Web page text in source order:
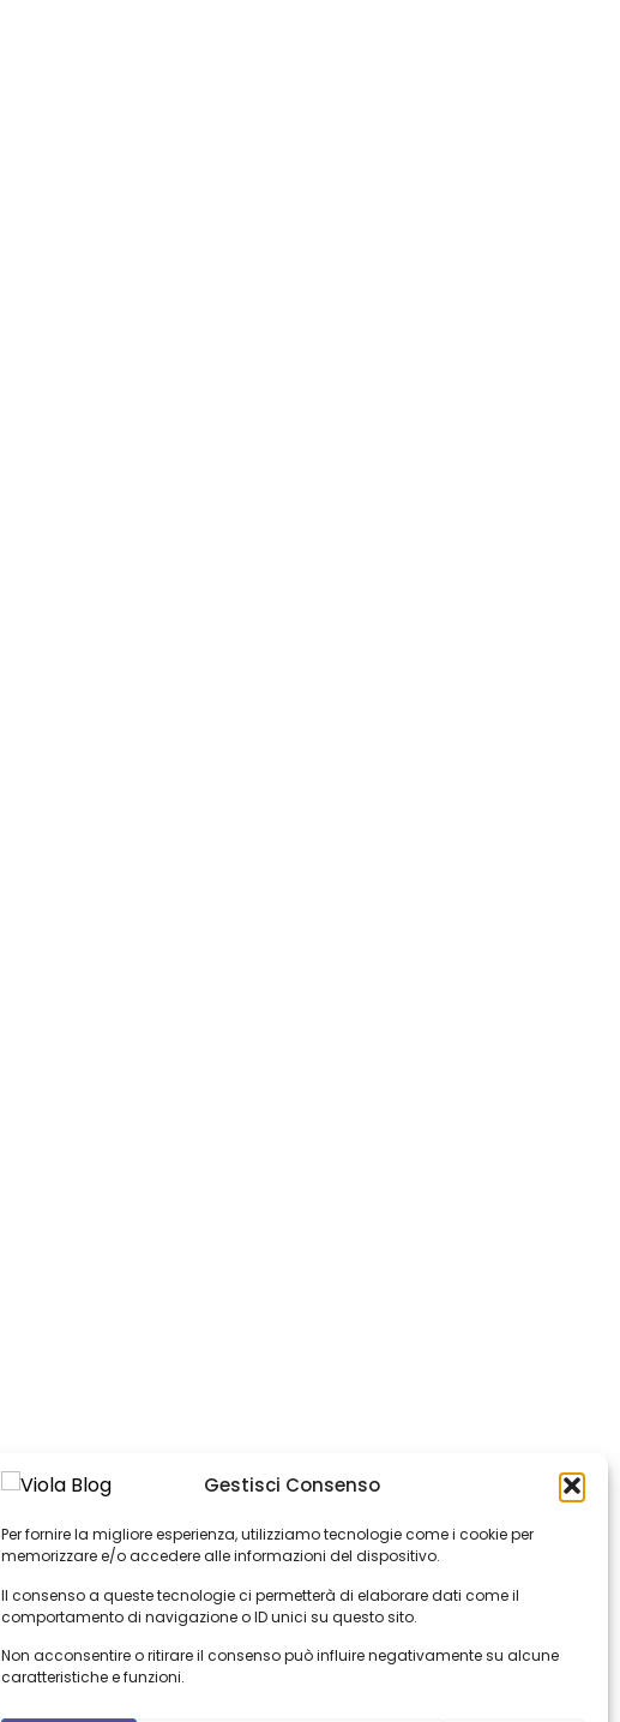
Gestisci Consenso
Per fornire la migliore esperienza, utilizziamo tecnologie come i cookie per
memorizzare e/o accedere alle informazioni del dispositivo.
Il consenso a queste tecnologie ci permetterà di elaborare dati come il
comportamento di navigazione o ID unici su questo sito.
Non acconsentire o ritirare il consenso può influire negativamente su alcune
caratteristiche e funzioni.